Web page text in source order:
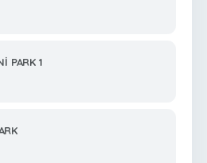
PARK 1